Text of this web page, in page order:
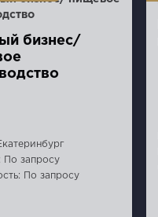
бизнес/
По запросу
По запросу